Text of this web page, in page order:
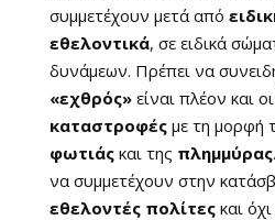
συμμετέχουν μετά από
εθελοντικά, σε ειδικά
δυνάμεων. Πρέπει να
«εχθρός»είναι πλέον και οι
καταστροφέςμε τη μορφή
φωτιάςκαι της πλημμύρας
να συμμετέχουν στην
εθελοντές πολίτεςκαι όχι